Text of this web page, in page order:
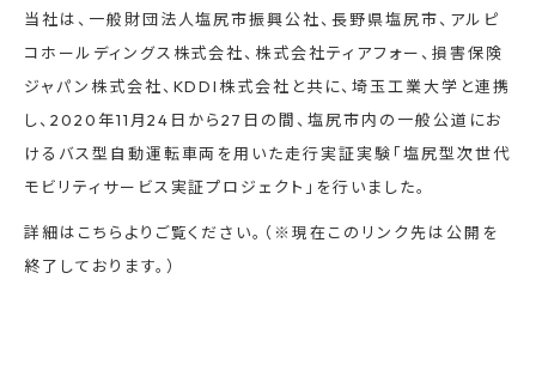
当社は、一般財団法人塩尻市振興公社、長野県塩尻市、アルピ
コホールディングス株式会社、株式会社ティアフォー、損害保険
ジャパン株式会社、KDDI株式会社と共に、埼玉工業大学と連携
し、2020年11月24日から27日の間、塩尻市内の一般公道にお
けるバス型自動運転車両を用いた走行実証実験「塩尻型次世代
モビリティサービス実証プロジェクト」を行いました。
詳細はこちらよりご覧ください。（※現在このリンク先は公開を
終了しております。）